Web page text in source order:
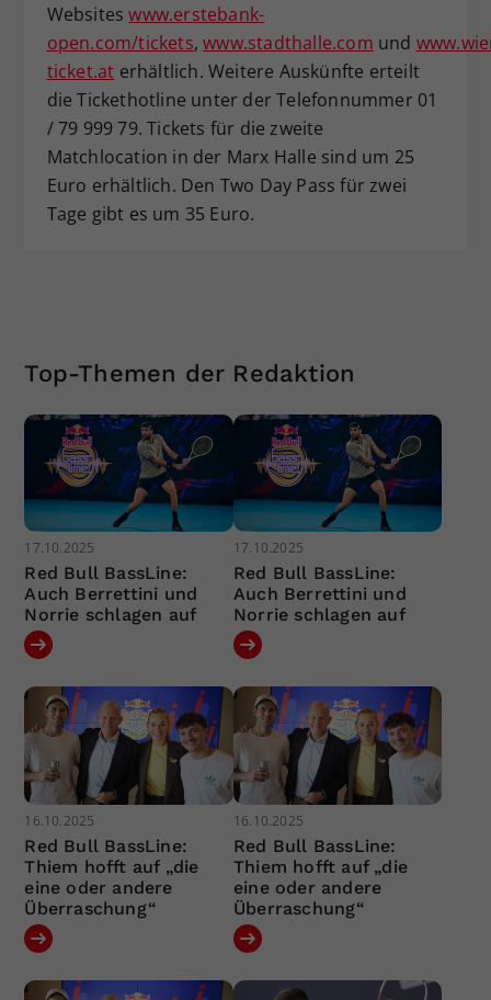
Websiteswww.erstebank-
open.com/tickets,www.stadthalle.com und
ticket.at erhältlich. Weitere Auskünfte erteilt
die Tickethotline unter der Telefonnummer 01
/ 79 999 79. Tickets für die zweite
Matchlocation in der Marx Halle sind um 25
Euro erhältlich. Den Two Day Pass für zwei
Tage gibt es um 35 Euro.
Top-Themen der Redaktion
17.10.2025
Red Bull BassLine:
Auch Berrettini und
Norrie schlagen auf
17.10.2025
Red Bull BassLine:
Auch Berrettini und
Norrie schlagen auf
16.10.2025
Red Bull BassLine:
Thiem hofft auf „die
eine oder andere
Überraschung“
16.10.2025
Red Bull BassLine:
Thiem hofft auf „die
eine oder andere
Überraschung“